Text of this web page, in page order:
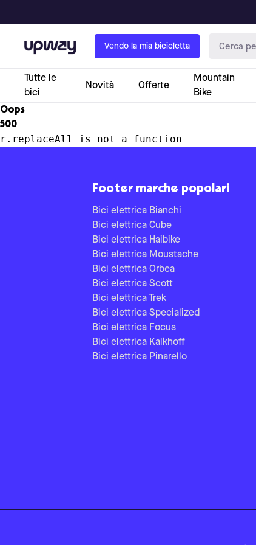
Upway Vendo la mia bicicletta
Tutte le
bici
Novità Offerte
Mountain
Bike
Oops
500
r.replaceAll is not a function
Footer marche popolari
Bici elettrica Bianchi
Bici elettrica Cube
Bici elettrica Haibike
Bici elettrica Moustache
Bici elettrica Orbea
Bici elettrica Scott
Bici elettrica Trek
Bici elettrica Specialized
Bici elettrica Focus
Bici elettrica Kalkhoff
Bici elettrica Pinarello